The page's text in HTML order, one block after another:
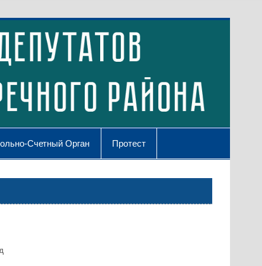
Счетный Орган Протест